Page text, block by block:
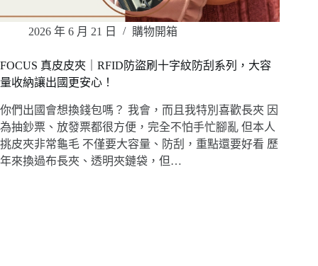
2026 年 6 月 21 日 購物開箱
FOCUS 真皮皮夾｜RFID防盜刷十字紋防刮系列，大容
量收納讓出國更安心！
你們出國會想換錢包嗎？ 我會，而且我特別喜歡長夾 因
為抽鈔票、放發票都很方便，完全不怕手忙腳亂 但本人
挑皮夾非常龜毛 不僅要大容量、防刮，重點還要好看 歷
年來換過布長夾、透明夾鏈袋，但…